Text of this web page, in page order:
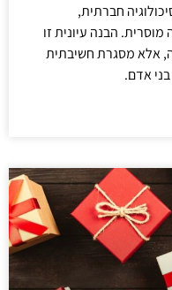
חברתית,
מוסרית. הבנה עיונית זו
אלא מסגרת חשיבתית
אדם.